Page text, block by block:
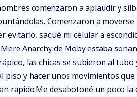
comenzaron a aplaudir y
Comenzaron a
saqué mi celular a
Anarchy de Moby estaba
las chicas se subieron al
y hacer unos movimientos
rápido.Me desabotoné un poco